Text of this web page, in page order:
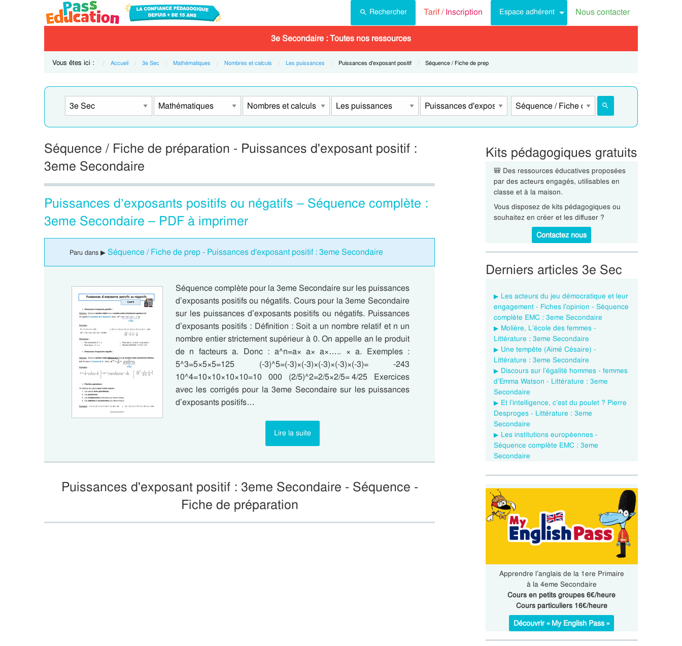
Rechercher Tarif /Inscription Espace adhérent Nous contacter
3e Secondaire : Toutes nos ressources
Vous êtes ici : Accueil 3e Sec Mathématiques Nombres et calculs Les puissances Current:
Puissances d'exposant positif Current:
Séquence / Fiche de prep
Séquence / Fiche de préparation - Puissances d'exposant positif :
3eme Secondaire
Puissances d’exposants positifs ou négatifs – Séquence complète :
3eme Secondaire – PDF à imprimer
Paru dans ▶ Séquence / Fiche de prep - Puissances d'exposant positif : 3eme Secondaire
Séquence complète pour la 3eme Secondaire sur les puissances
d’exposants positifs ou négatifs. Cours pour la 3eme Secondaire
sur les puissances d’exposants positifs ou négatifs. Puissances
d’exposants positifs : Définition : Soit a un nombre relatif et n un
nombre entier strictement supérieur à 0. On appelle an le produit
de n facteurs a. Donc : a^n=a× a× a×….. × a. Exemples :
5^3=5×5×5=125 (-3)^5=(-3)×(-3)×(-3)×(-3)×(-3)= -243
10^4=10×10×10×10=10 000 (2/5)^2=2/5×2/5= 4/25 Exercices
avec les corrigés pour la 3eme Secondaire sur les puissances
d’exposants positifs…
Lire la suite
Puissances d'exposant positif : 3eme Secondaire - Séquence -
Fiche de préparation
Kits pédagogiques gratuits
🎒 Des ressources éducatives proposées
par des acteurs engagés, utilisables en
classe et à la maison.
Vous disposez de kits pédagogiques ou
souhaitez en créer et les diffuser ?
Contactez nous
Derniers articles 3e Sec
Les acteurs du jeu démocratique et leur
engagement - Fiches l’opinion - Séquence
complète EMC : 3eme Secondaire
Molière, L’école des femmes -
Littérature : 3eme Secondaire
Une tempête (Aimé Césaire) -
Littérature : 3eme Secondaire
Discours sur l’égalité hommes - femmes
d’Emma Watson - Littérature : 3eme
Secondaire
Et l’intelligence, c’est du poulet ? Pierre
Desproges - Littérature : 3eme
Secondaire
Les institutions européennes -
Séquence complète EMC : 3eme
Secondaire
Apprendre l’anglais de la 1ere Primaire
à la 4eme Secondaire
Cours en petits groupes 6€/heure
Cours particuliers 16€/heure
Découvrir « My English Pass »